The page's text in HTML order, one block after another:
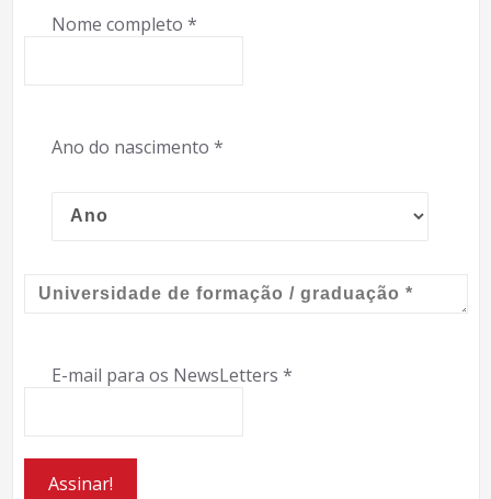
Nome completo *
Ano do nascimento *
E-mail para os NewsLetters *